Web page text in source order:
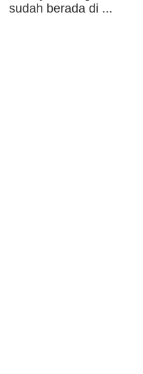
sudah berada di ...